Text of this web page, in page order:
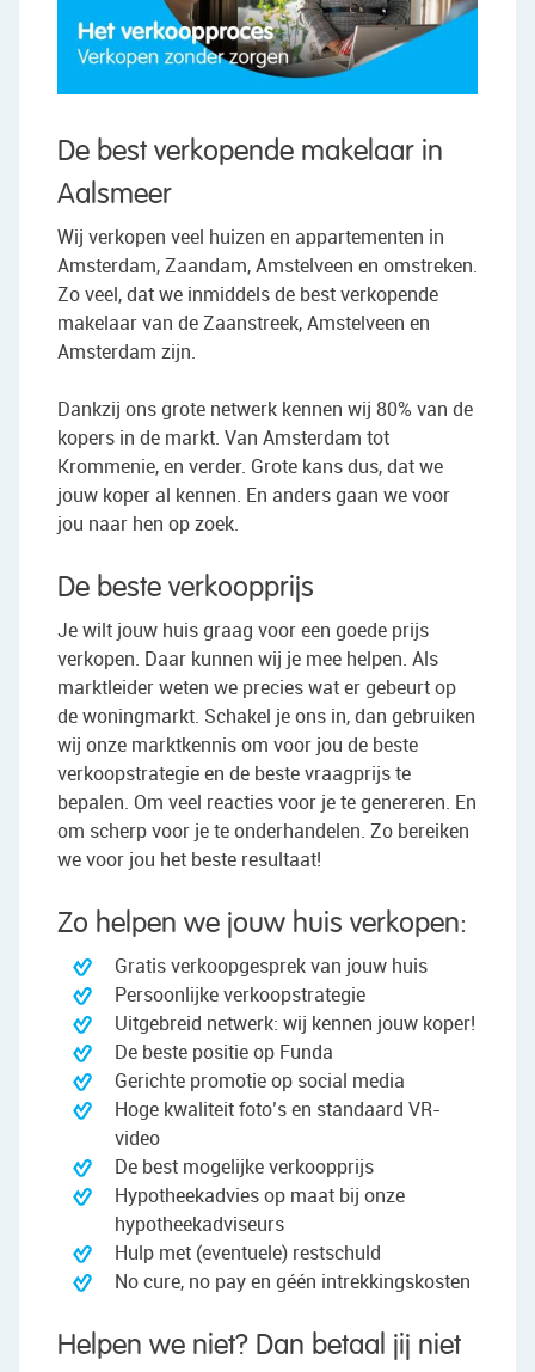
De best verkopende makelaar in
Aalsmeer
Wij verkopen veel huizen en appartementen in
Amsterdam, Zaandam, Amstelveen en omstreken.
Zo veel, dat we inmiddels de best verkopende
makelaar van de Zaanstreek, Amstelveen en
Amsterdam zijn.
Dankzij ons grote netwerk kennen wij 80% van de
kopers in de markt. Van Amsterdam tot
Krommenie, en verder. Grote kans dus, dat we
jouw koper al kennen. En anders gaan we voor
jou naar hen op zoek.
De beste verkoopprijs
Je wilt jouw huis graag voor een goede prijs
verkopen. Daar kunnen wij je mee helpen. Als
marktleider weten we precies wat er gebeurt op
de woningmarkt. Schakel je ons in, dan gebruiken
wij onze marktkennis om voor jou de beste
verkoopstrategie en de beste vraagprijs te
bepalen. Om veel reacties voor je te genereren. En
om scherp voor je te onderhandelen. Zo bereiken
we voor jou het beste resultaat!
Zo helpen we jouw huis verkopen:
Gratis verkoopgesprek van jouw huis
Persoonlijke verkoopstrategie
Uitgebreid netwerk: wij kennen jouw koper!
De beste positie op Funda
Gerichte promotie op social media
Hoge kwaliteit foto’s en standaard VR-
video
De best mogelijke verkoopprijs
Hypotheekadvies op maat bij onze
hypotheekadviseurs
Hulp met (eventuele) restschuld
No cure, no pay en géén intrekkingskosten
Helpen we niet? Dan betaal jij niet